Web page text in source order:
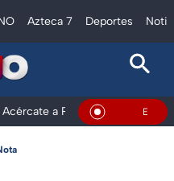
Azteca 7 Deportes
Acércate a Rocío Al Extremo
En Vivo